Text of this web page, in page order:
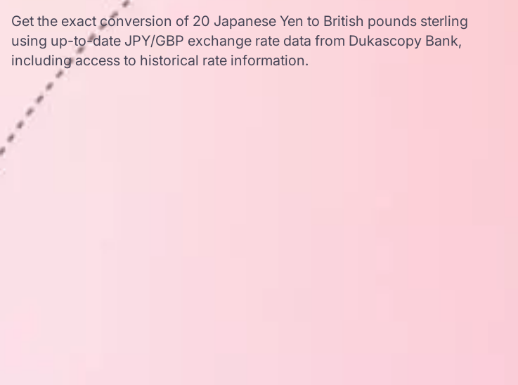
Get the exact conversion of 20 Japanese Yen to British pounds sterling
using up-to-date JPY/GBP exchange rate data from Dukascopy Bank,
including access to historical rate information.